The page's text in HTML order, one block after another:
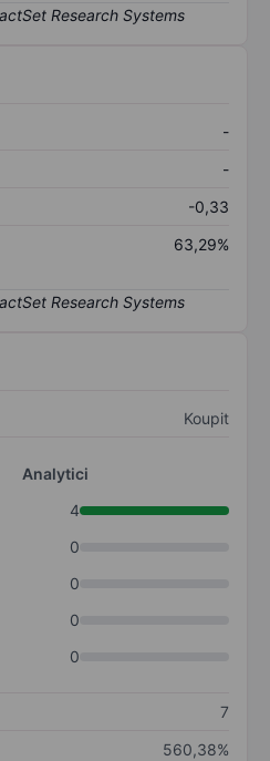
-
-
-0,33
63,29%
Koupit
Analytici
4
0
0
0
0
7
560,38%